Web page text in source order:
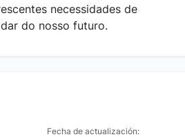
necessidades de
do nosso futuro.
Fecha de actualización: